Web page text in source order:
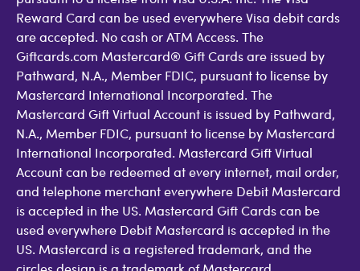
Reward Card can be used everywhere Visa debit cards
are accepted. No cash or ATM Access. The
Giftcards.com Mastercard® Gift Cards are issued by
Pathward, N.A., Member FDIC, pursuant to license by
Mastercard International Incorporated. The
Mastercard Gift Virtual Account is issued by Pathward,
N.A., Member FDIC, pursuant to license by Mastercard
International Incorporated. Mastercard Gift Virtual
Account can be redeemed at every internet, mail order,
and telephone merchant everywhere Debit Mastercard
is accepted in the US. Mastercard Gift Cards can be
used everywhere Debit Mastercard is accepted in the
US. Mastercard is a registered trademark, and the